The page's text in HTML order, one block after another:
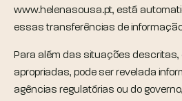
www.helenasousa.pt, está
essas transferências de
Para além das situações
apropriadas, pode ser revelada
agências regulatórias ou do